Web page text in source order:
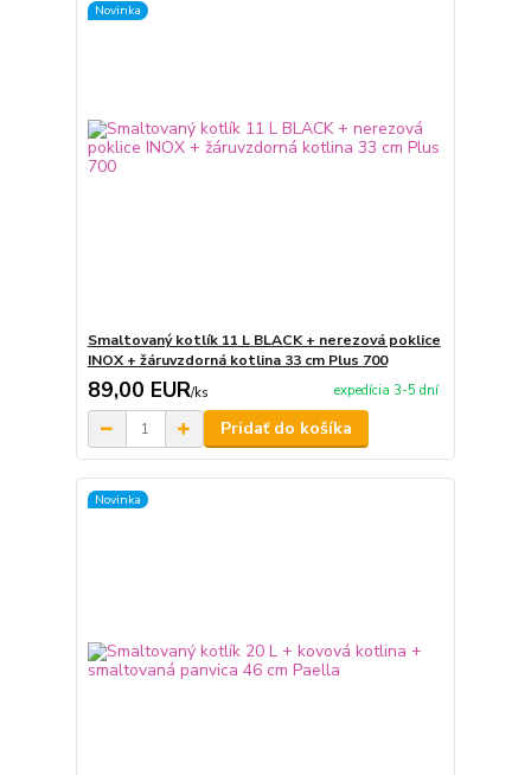
Novinka
Smaltovaný kotlík 11 L BLACK + nerezová poklice
INOX + žáruvzdorná kotlina 33 cm Plus 700
89,00 EUR/ks expedícia 3-5 dní
Pridať do košíka
Novinka